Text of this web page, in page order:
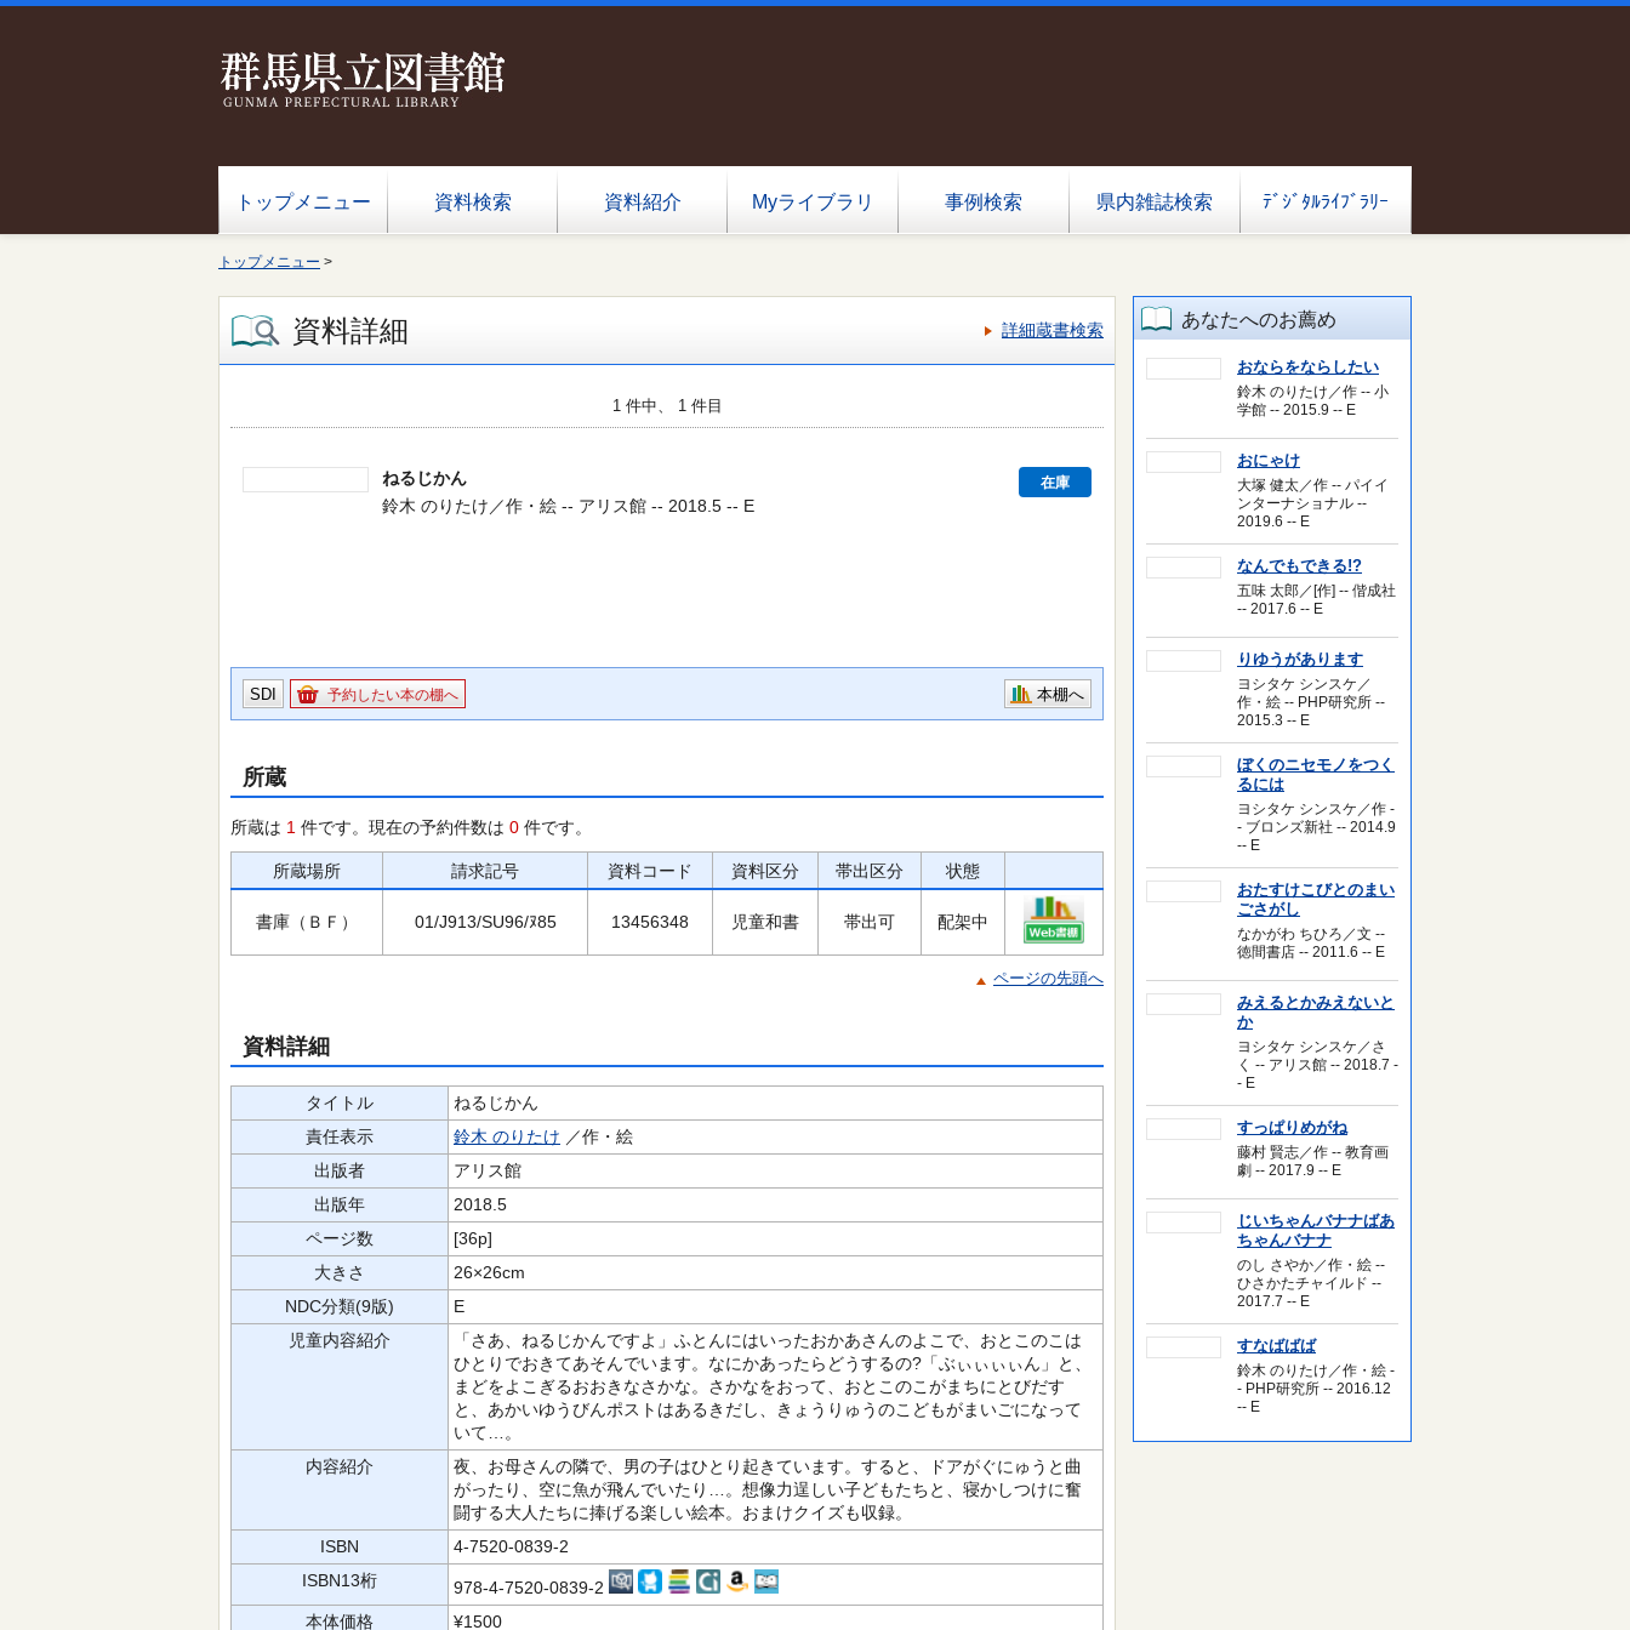
トップメニュー 資料検索 資料紹介 Myライブラリ 事例検索 県内雑誌検索 ﾃﾞｼﾞﾀﾙﾗｲﾌﾞﾗﾘｰ
トップメニュー >
資料詳細 詳細蔵書検索
1 件中、 1 件目
ねるじかん 在庫
鈴木 のりたけ／作・絵 -- アリス館 -- 2018.5 -- E
SDI 予約したい本の棚へ 本棚へ
所蔵
所蔵は 1 件です。現在の予約件数は 0 件です。
所蔵場所 請求記号 資料コード 資料区分 帯出区分 状態
書庫（ＢＦ） 01/J913/SU96/ﾇ85 13456348 児童和書 帯出可 配架中
ページの先頭へ
資料詳細
タイトル
ねるじかん
責任表示
鈴木 のりたけ ／作・絵
出版者
アリス館
出版年
2018.5
ページ数
[36p]
大きさ
26×26cm
NDC分類(9版)
E
児童内容紹介
「さあ、ねるじかんですよ」ふとんにはいったおかあさんのよこで、おとこのこは
ひとりでおきてあそんでいます。なにかあったらどうするの?「ぶぃぃぃぃん」と、
まどをよこぎるおおきなさかな。さかなをおって、おとこのこがまちにとびだす
と、あかいゆうびんポストはあるきだし、きょうりゅうのこどもがまいごになって
いて…。
内容紹介
夜、お母さんの隣で、男の子はひとり起きています。すると、ドアがぐにゅうと曲
がったり、空に魚が飛んでいたり…。想像力逞しい子どもたちと、寝かしつけに奮
闘する大人たちに捧げる楽しい絵本。おまけクイズも収録。
ISBN
4-7520-0839-2
ISBN13桁
978-4-7520-0839-2
本体価格
¥1500
あなたへのお薦め
おならをならしたい
鈴木 のりたけ／作 -- 小
学館 -- 2015.9 -- E
おにゃけ
大塚 健太／作 -- パイイ
ンターナショナル --
2019.6 -- E
なんでもできる!?
五味 太郎／[作] -- 偕成社
-- 2017.6 -- E
りゆうがあります
ヨシタケ シンスケ／
作・絵 -- PHP研究所 --
2015.3 -- E
ぼくのニセモノをつく
るには
ヨシタケ シンスケ／作 -
- ブロンズ新社 -- 2014.9
-- E
おたすけこびとのまい
ごさがし
なかがわ ちひろ／文 --
徳間書店 -- 2011.6 -- E
みえるとかみえないと
か
ヨシタケ シンスケ／さ
く -- アリス館 -- 2018.7 -
- E
すっぱりめがね
藤村 賢志／作 -- 教育画
劇 -- 2017.9 -- E
じいちゃんバナナばあ
ちゃんバナナ
のし さやか／作・絵 --
ひさかたチャイルド --
2017.7 -- E
すなばばば
鈴木 のりたけ／作・絵 -
- PHP研究所 -- 2016.12
-- E